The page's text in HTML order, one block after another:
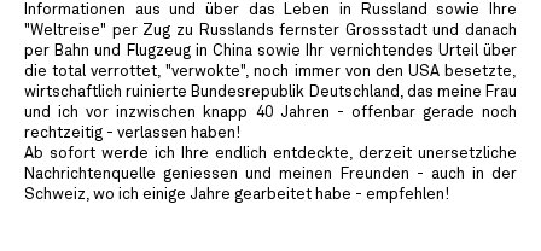
Informationen aus und über das Leben in Russland sowie Ihre
"Weltreise" per Zug zu Russlands fernster Grossstadt und danach
per Bahn und Flugzeug in China sowie Ihr vernichtendes Urteil über
die total verrottet, "verwokte", noch immer von den USA besetzte,
wirtschaftlich ruinierte Bundesrepublik Deutschland, das meine Frau
und ich vor inzwischen knapp 40 Jahren - offenbar gerade noch
rechtzeitig - verlassen haben!
Ab sofort werde ich Ihre endlich entdeckte, derzeit unersetzliche
Nachrichtenquelle geniessen und meinen Freunden - auch in der
Schweiz, wo ich einige Jahre gearbeitet habe - empfehlen!